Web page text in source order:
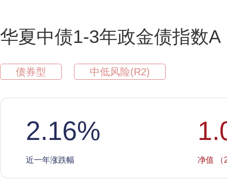
华夏中债1-3年政金债指数A
债券型 中低风险(R2)
2.16%
近一年涨跌幅 净值 （